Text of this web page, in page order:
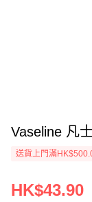
Vaseline 凡
送貨上門滿
HK$43.90